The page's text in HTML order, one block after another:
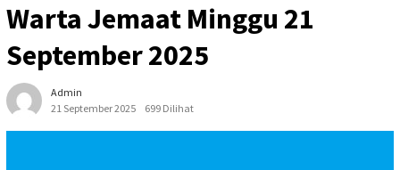
Warta Jemaat Minggu 21
September 2025
Admin
21 September 2025
699 Dilihat